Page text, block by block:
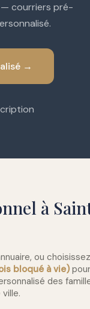
courriers pré-
→
à
ou choisissez
bloqué à vie)
des